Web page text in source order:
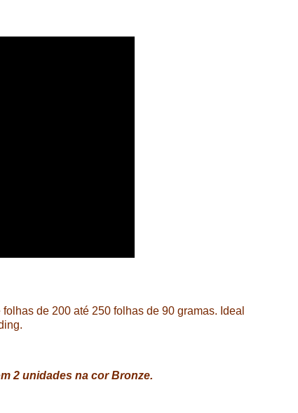
de 200 até 250 folhas de 90 gramas. Ideal
2 unidades na cor Bronze.